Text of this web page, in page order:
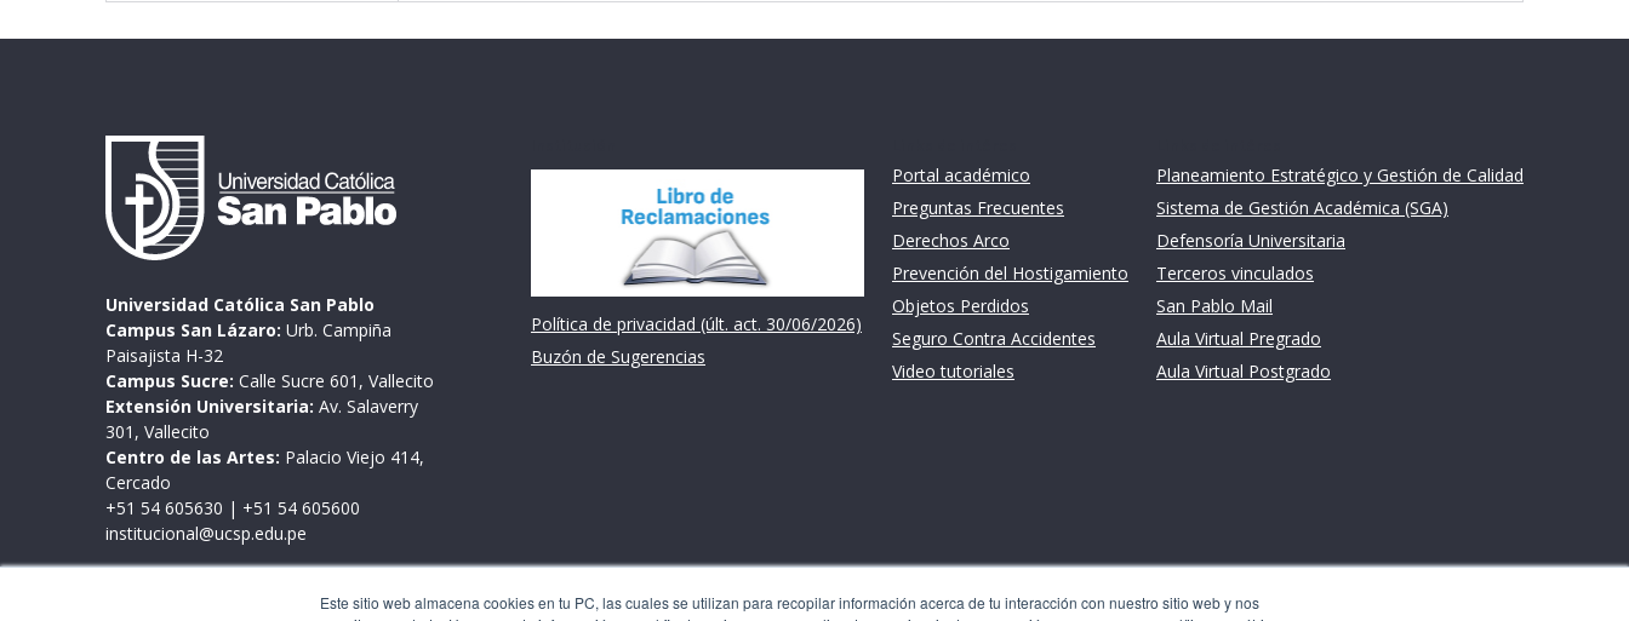
Este sitio web almacena cookies en tu PC, las cuales se utilizan para recopilar información acerca de tu interacción con nuestro sitio web y nos
Universidad Católica San Pablo
Campus San Lázaro: Urb. Campiña
Paisajista H-32
Campus Sucre: Calle Sucre 601, Vallecito
Extensión Universitaria: Av. Salaverry
301, Vallecito
Centro de las Artes: Palacio Viejo 414,
Cercado
+51 54 605630 | +51 54 605600
institucional@ucsp.edu.pe
Lunes a viernes de 9:00 a 17:00 horas
Política de privacidad (últ. act. 30/06/2026)
Buzón de Sugerencias
Portal académico
Preguntas Frecuentes
Derechos Arco
Prevención del Hostigamiento
Objetos Perdidos
Seguro Contra Accidentes
Video tutoriales
Planeamiento Estratégico y Gestión de Calidad
Sistema de Gestión Académica (SGA)
Defensoría Universitaria
Terceros vinculados
San Pablo Mail
Aula Virtual Pregrado
Aula Virtual Postgrado